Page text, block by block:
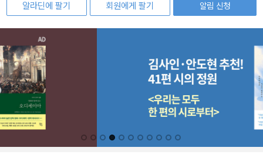
알라딘에 팔기
회원에게 팔기
알림 신청